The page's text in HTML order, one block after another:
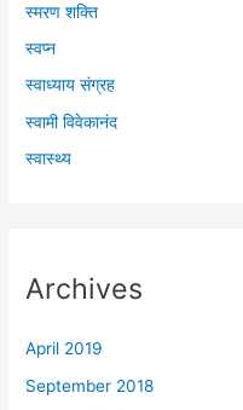
स्मरण शक्ति
स्वप्न
स्वाध्याय संग्रह
स्वामी विवेकानंद
स्वास्थ्य
Archives
April 2019
September 2018